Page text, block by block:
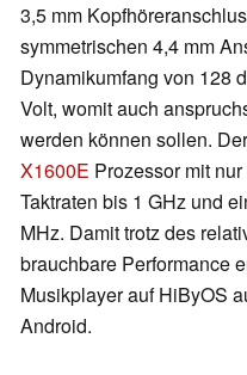
3,5 mm
symmetrischen 4,4 mm
Dynamikumfang von 128
Volt, womit auch
werden können sollen.
X1600E Prozessor mit
Taktraten bis 1 GHz und
MHz. Damit trotz des
brauchbare Performance
Musikplayer auf HiByOS
Android.